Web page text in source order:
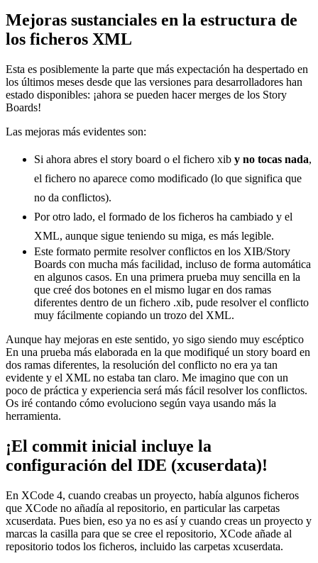
Mejoras sustanciales en la estructura de
los ficheros XML
Esta es posiblemente la parte que más expectación ha despertado en
los últimos meses desde que las versiones para desarrolladores han
estado disponibles: ¡ahora se pueden hacer merges de los Story
Boards!
Las mejoras más evidentes son:
Si ahora abres el story board o el fichero xib y no tocas nada,
el fichero no aparece como modificado (lo que significa que
no da conflictos).
Por otro lado, el formado de los ficheros ha cambiado y el
XML, aunque sigue teniendo su miga, es más legible.
Este formato permite resolver conflictos en los XIB/Story
Boards con mucha más facilidad, incluso de forma automática
en algunos casos. En una primera prueba muy sencilla en la
que creé dos botones en el mismo lugar en dos ramas
diferentes dentro de un fichero .xib, pude resolver el conflicto
muy fácilmente copiando un trozo del XML.
Aunque hay mejoras en este sentido, yo sigo siendo muy escéptico
En una prueba más elaborada en la que modifiqué un story board en
dos ramas diferentes, la resolución del conflicto no era ya tan
evidente y el XML no estaba tan claro. Me imagino que con un
poco de práctica y experiencia será más fácil resolver los conflictos.
Os iré contando cómo evoluciono según vaya usando más la
herramienta.
¡El commit inicial incluye la
configuración del IDE (xcuserdata)!
En XCode 4, cuando creabas un proyecto, había algunos ficheros
que XCode no añadía al repositorio, en particular las carpetas
xcuserdata. Pues bien, eso ya no es así y cuando creas un proyecto y
marcas la casilla para que se cree el repositorio, XCode añade al
repositorio todos los ficheros, incluido las carpetas xcuserdata.